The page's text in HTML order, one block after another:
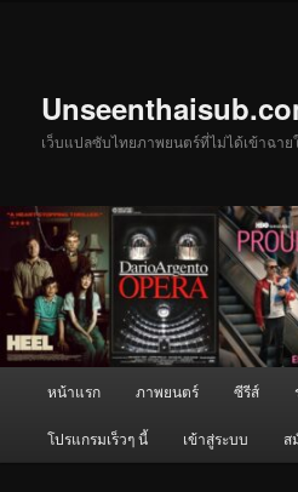
เว็บแปลซับไทยภาพยนตร์ที่ไม่ได้เข้าฉาย
หน้าแรก ภาพยนตร์ ซีรีส์
โปรแกรมเร็วๆ นี้ เข้าสู่ระบบ ส